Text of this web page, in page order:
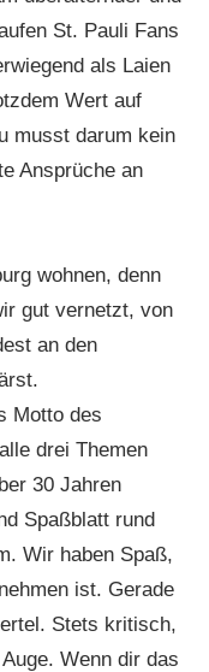
St. Pauli Fans
als Laien
Wert auf
musst darum kein
Ansprüche an
wohnen, denn
gut vernetzt, von
an den
Motto des
drei Themen
30 Jahren
Spaßblatt rund
Wir haben Spaß,
ist. Gerade
Stets kritisch,
Wenn dir das